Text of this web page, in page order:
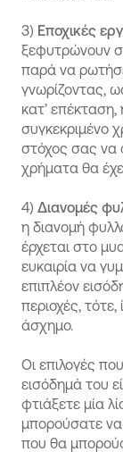
3) Εποχικές
ξεφυτρώνουν
παρά να
γνωρίζοντας,
κατ’ επέκταση,
συγκεκριμένο
στόχος σας να
χρήματα θα
4) Διανομές
η διανομή
έρχεται στο
ευκαιρία να
επιπλέον
περιοχές,
άσχημο.
Οι επιλογές
εισόδημά του
φτιάξετε μία
μπορούσατε να
που θα